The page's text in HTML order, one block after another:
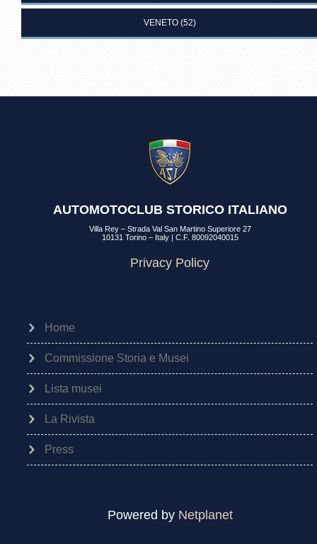
VENETO (52)
AUTOMOTOCLUB STORICO ITALIANO
Villa Rey – Strada Val San Martino Superiore 27
10131 Torino – Italy | C.F. 80092040015
Privacy Policy
Home
Commissione Storia e Musei
Lista musei
La Rivista
Press
Powered by Netplanet